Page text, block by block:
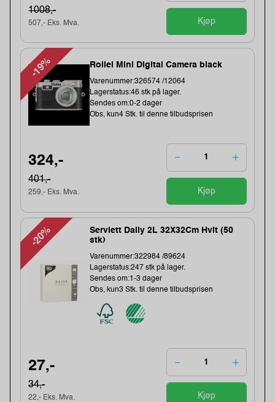
1008,-
507,- Eks. Mva. Kjøp
-19% Rollei Mini Digital Camera black
Varenummer:326574 /12064
Lagerstatus:46 stk på lager.
Sendes om:0-2 dager
Obs, kun4 Stk. til denne tilbudsprisen
324,-
401,-
259,- Eks. Mva. Kjøp
-20%
Serviett Daily 2L 32X32Cm Hvit (50
stk)
Varenummer:322984 /89624
Lagerstatus:247 stk på lager.
Sendes om:1-3 dager
Obs, kun3 Stk. til denne tilbudsprisen
27,-
34,-
22,- Eks. Mva. Kjøp